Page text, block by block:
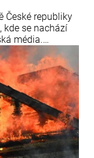
České republiky
kde se nachází
média.
osob,
záchranné
a proto byli